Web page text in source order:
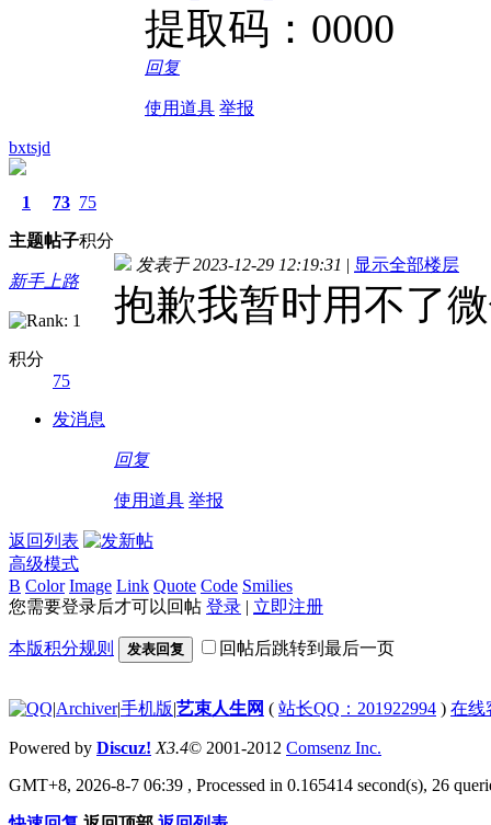
提取码：0000
回复
使用道具 举报
bxtsjd
1
主题
73
帖子
75
积分
新手上路
积分
75
发消息
发表于 2023-12-29 12:19:31 | 显示全部楼层
抱歉我暂时用不了
回复
使用道具 举报
返回列表
高级模式
B Color Image Link Quote Code Smilies
您需要登录后才可以回帖 登录 | 立即注册
本版积分规则 发表回复 回帖后跳转到最后一页
|Archiver|手机版|艺束人生网 ( 站长QQ：201922994 ) 在线
Powered by Discuz! X3.4© 2001-2012 Comsenz Inc.
GMT+8, 2026-8-7 06:39 , Processed in 0.165414 second(s), 26